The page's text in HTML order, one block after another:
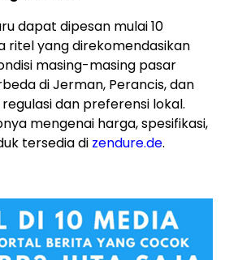
dapat dipesan mulai 10
ritel yang direkomendasikan
masing-masing pasar
di Jerman, Perancis, dan
dan preferensi lokal.
mengenai harga, spesifikasi,
tersedia di zendure.de.